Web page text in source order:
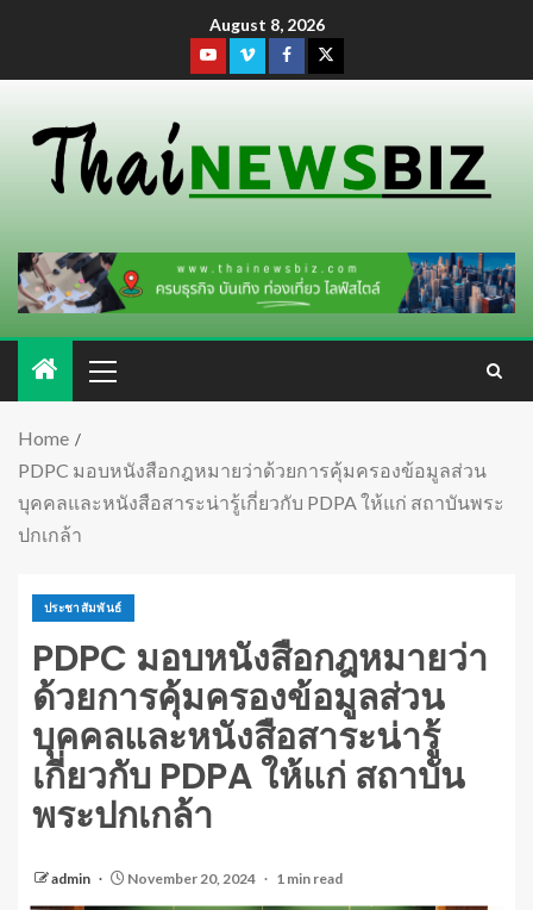
August 8, 2026
Home
PDPC มอบหนังสือกฎหมายว่าด้วยการคุ้มครองข้อมูลส่วน
บุคคลและหนังสือสาระน่ารู้เกี่ยวกับ PDPA ให้แก่ สถาบันพระ
ปกเกล้า
ประชาสัมพันธ์
PDPC มอบหนังสือกฎหมายว่า
ด้วยการคุ้มครองข้อมูลส่วน
บุคคลและหนังสือสาระน่ารู้
เกี่ยวกับ PDPA ให้แก่ สถาบัน
พระปกเกล้า
admin November 20, 2024 1 min read